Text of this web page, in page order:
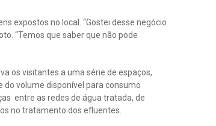
expostos no local. “Gostei desse negócio
“Temos que saber que não pode
os visitantes a uma série de espaços,
volume disponível para consumo
entre as redes de água tratada, de
no tratamento dos efluentes.